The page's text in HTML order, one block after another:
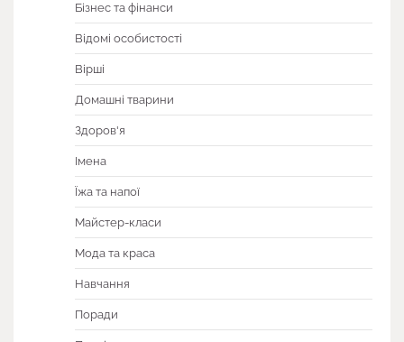
Бізнес та фінанси
Відомі особистості
Вірші
Домашні тварини
Здоров'я
Імена
Їжа та напої
Майстер-класи
Мода та краса
Навчання
Поради